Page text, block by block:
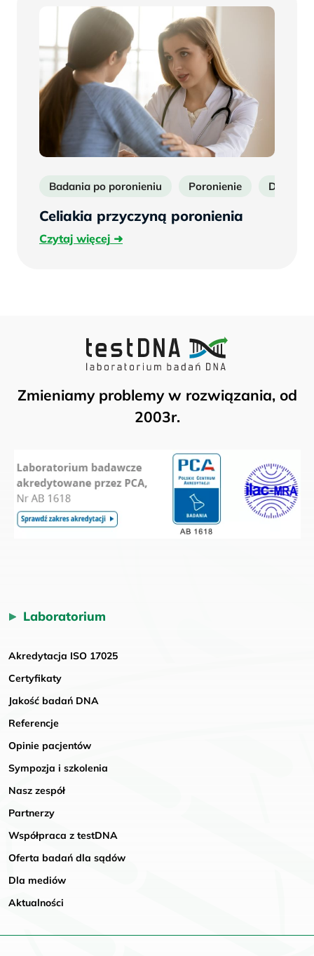
Badania po poronieniu Poronienie
Celiakia przyczyną poronienia
Czytaj więcejCzytaj
Zmieniamy problemy w rozwiązania, od
2003r.
Laboratorium
Akredytacja ISO 17025
Certyfikaty
Jakość badań DNA
Referencje
Opinie pacjentów
Sympozja i szkolenia
Nasz zespół
Partnerzy
Współpraca z testDNA
Oferta badań dla sądów
Dla mediów
Aktualności